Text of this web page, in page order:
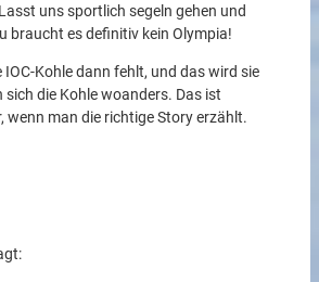
uns sportlich segeln gehen und
braucht es definitiv kein Olympia!
IOC-Kohle dann fehlt, und das wird sie
sich die Kohle woanders. Das ist
wenn man die richtige Story erzählt.